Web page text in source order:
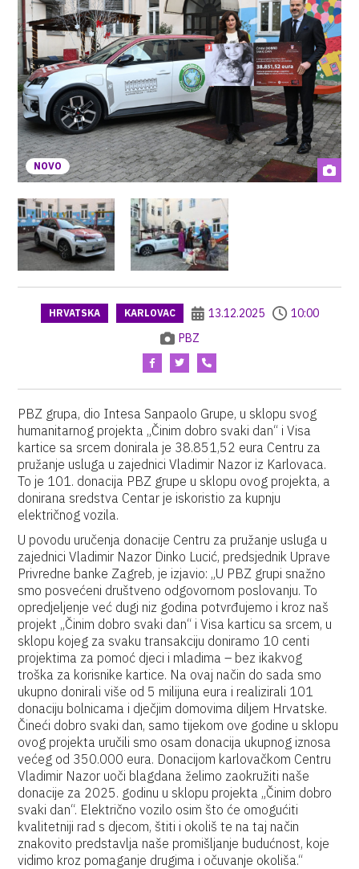
NOVO
HRVATSKA KARLOVAC 13.12.2025
10:00
PBZ
PBZ grupa, dio Intesa Sanpaolo Grupe, u sklopu svog
humanitarnog projekta „Činim dobro svaki dan“ i Visa
kartice sa srcem donirala je 38.851,52 eura Centru za
pružanje usluga u zajednici Vladimir Nazor iz Karlovaca.
To je 101. donacija PBZ grupe u sklopu ovog projekta, a
donirana sredstva Centar je iskoristio za kupnju
električnog vozila.
U povodu uručenja donacije Centru za pružanje usluga u
zajednici Vladimir Nazor Dinko Lucić, predsjednik Uprave
Privredne banke Zagreb, je izjavio: „U PBZ grupi snažno
smo posvećeni društveno odgovornom poslovanju. To
opredjeljenje već dugi niz godina potvrđujemo i kroz naš
projekt „Činim dobro svaki dan“ i Visa karticu sa srcem, u
sklopu kojeg za svaku transakciju doniramo 10 centi
projektima za pomoć djeci i mladima – bez ikakvog
troška za korisnike kartice. Na ovaj način do sada smo
ukupno donirali više od 5 milijuna eura i realizirali 101
donaciju bolnicama i dječjim domovima diljem Hrvatske.
Čineći dobro svaki dan, samo tijekom ove godine u sklopu
ovog projekta uručili smo osam donacija ukupnog iznosa
većeg od 350.000 eura. Donacijom karlovačkom Centru
Vladimir Nazor uoči blagdana želimo zaokružiti naše
donacije za 2025. godinu u sklopu projekta „Činim dobro
svaki dan“. Električno vozilo osim što će omogućiti
kvalitetniji rad s djecom, štiti i okoliš te na taj način
znakovito predstavlja naše promišljanje budućnost, koje
vidimo kroz pomaganje drugima i očuvanje okoliša.“